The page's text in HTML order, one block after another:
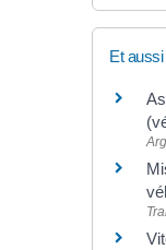
Et aussi